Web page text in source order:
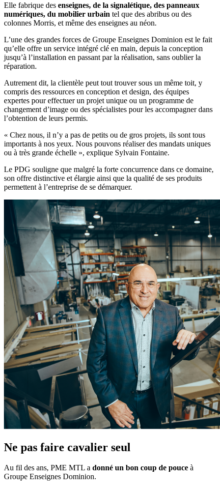
Elle fabrique des enseignes, de la signalétique, des panneaux
numériques, du mobilier urbain tel que des abribus ou des
colonnes Morris, et même des enseignes au néon.
L’une des grandes forces de Groupe Enseignes Dominion est le fait
qu’elle offre un service intégré clé en main, depuis la conception
jusqu’à l’installation en passant par la réalisation, sans oublier la
réparation.
Autrement dit, la clientèle peut tout trouver sous un même toit, y
compris des ressources en conception et design, des équipes
expertes pour effectuer un projet unique ou un programme de
changement d’image ou des spécialistes pour les accompagner dans
l’obtention de leurs permis.
« Chez nous, il n’y a pas de petits ou de gros projets, ils sont tous
importants à nos yeux. Nous pouvons réaliser des mandats uniques
ou à très grande échelle », explique Sylvain Fontaine.
Le PDG souligne que malgré la forte concurrence dans ce domaine,
son offre distinctive et élargie ainsi que la qualité de ses produits
permettent à l’entreprise de se démarquer.
Ne pas faire cavalier seul
Au fil des ans, PME MTL a donné un bon coup de pouce à
Groupe Enseignes Dominion.